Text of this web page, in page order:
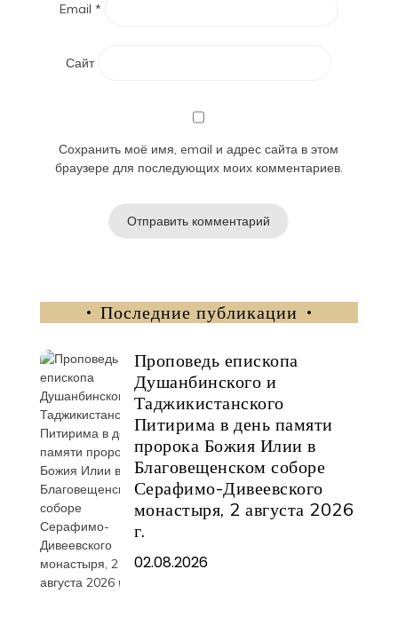
Email *
Сайт
Сохранить моё имя, email и адрес сайта в этом
браузере для последующих моих комментариев.
Последние публикации
Проповедь епископа
Душанбинского и
Таджикистанского
Питирима в день памяти
пророка Божия Илии в
Благовещенском соборе
Серафимо-Дивеевского
монастыря, 2 августа 2026
г.
02.08.2026